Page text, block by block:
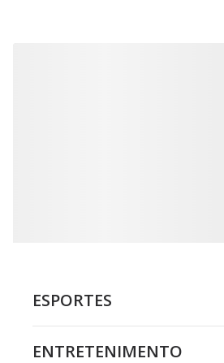
ESPORTES
ENTRETENIMENTO